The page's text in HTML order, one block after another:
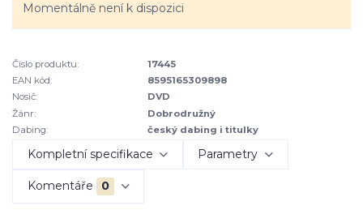
Momentálně není k dispozici
Číslo produktu:
17445
EAN kód:
8595165309898
Nosič:
DVD
Žánr:
Dobrodružný
Dabing:
český dabing i titulky
Kompletní specifikace Parametry
Komentáře 0